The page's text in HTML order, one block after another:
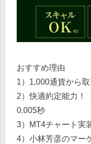
おすすめ理由
1）1,000通貨から
2）快適約定能力！
0.005秒
3）MT4チャート実
4）小林芳彦のマー